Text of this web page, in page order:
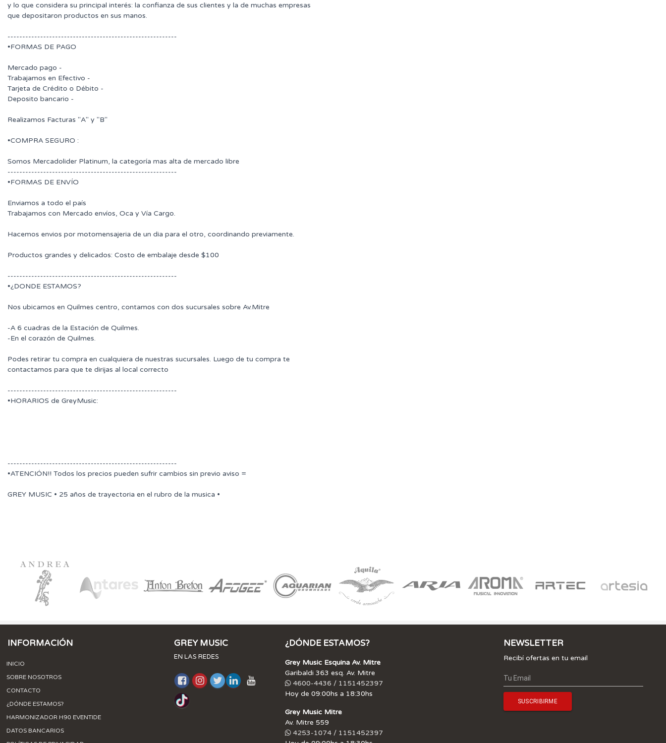
y lo que considera su principal interés: la confianza de sus clientes y la de muchas empresas
que depositaron productos en sus manos.
---------------------------------------------------------
•FORMAS DE PAGO
Mercado pago -
Trabajamos en Efectivo -
Tarjeta de Crédito o Débito -
Deposito bancario -
Realizamos Facturas "A" y "B"
•COMPRA SEGURO :
Somos Mercadolider Platinum, la categoría mas alta de mercado libre
---------------------------------------------------------
•FORMAS DE ENVÍO
Enviamos a todo el país
Trabajamos con Mercado envíos, Oca y Vía Cargo.
Hacemos envios por motomensajeria de un dia para el otro, coordinando previamente.
Productos grandes y delicados: Costo de embalaje desde $100
---------------------------------------------------------
•¿DONDE ESTAMOS?
Nos ubicamos en Quilmes centro, contamos con dos sucursales sobre Av.Mitre
-A 6 cuadras de la Estación de Quilmes.
-En el corazón de Quilmes.
Podes retirar tu compra en cualquiera de nuestras sucursales. Luego de tu compra te
contactamos para que te dirijas al local correcto
---------------------------------------------------------
•HORARIOS de GreyMusic:
---------------------------------------------------------
•ATENCIÓN!! Todos los precios pueden sufrir cambios sin previo aviso =
GREY MUSIC • 25 años de trayectoria en el rubro de la musica •
INFORMACIÓN
INICIO
SOBRE NOSOTROS
CONTACTO
¿DÓNDE ESTAMOS?
HARMONIZADOR H90 EVENTIDE
DATOS BANCARIOS
GREY MUSIC
EN LAS REDES
¿DÓNDE ESTAMOS?
Grey Music Esquina Av. Mitre
Garibaldi 363 esq. Av. Mitre
4600-4436 / 1151452397
Hoy de 09:00hs a 18:30hs
Grey Music Mitre
Av. Mitre 559
4253-1074 / 1151452397
NEWSLETTER
Recibí ofertas en tu email